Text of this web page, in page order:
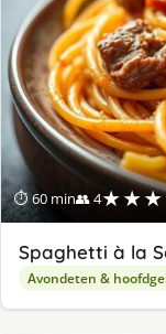
⏱ 60 min👥 4
Spaghetti à la
Avondeten &